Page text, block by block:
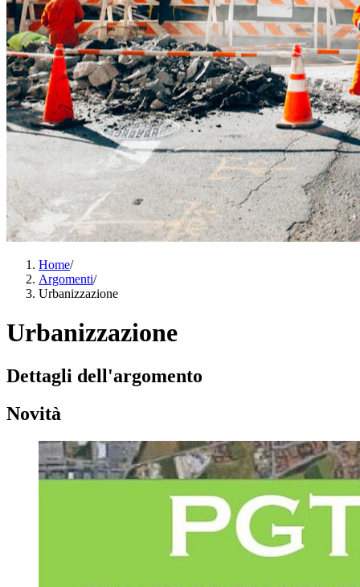
Home/
Argomenti/
Urbanizzazione
Urbanizzazione
Dettagli dell'argomento
Novità